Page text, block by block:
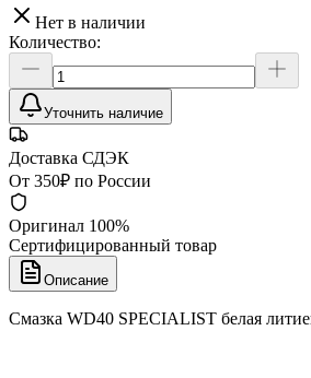
Нет в наличии
Количество:
Уточнить наличие
Доставка СДЭК
От 350₽ по России
Оригинал 100%
Сертифицированный товар
Описание
Смазка WD40 SPECIALIST белая